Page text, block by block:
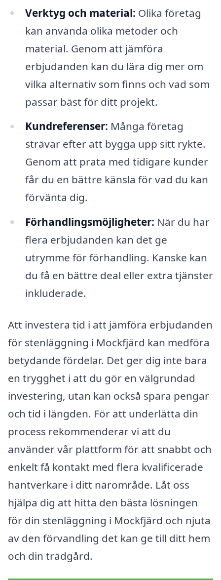
Verktyg och material: Olika företag
kan använda olika metoder och
material. Genom att jämföra
erbjudanden kan du lära dig mer om
vilka alternativ som finns och vad som
passar bäst för ditt projekt.
Kundreferenser: Många företag
strävar efter att bygga upp sitt rykte.
Genom att prata med tidigare kunder
får du en bättre känsla för vad du kan
förvänta dig.
Förhandlingsmöjligheter: När du har
flera erbjudanden kan det ge
utrymme för förhandling. Kanske kan
du få en bättre deal eller extra tjänster
inkluderade.
Att investera tid i att jämföra erbjudanden
för stenläggning i Mockfjärd kan medföra
betydande fördelar. Det ger dig inte bara
en trygghet i att du gör en välgrundad
investering, utan kan också spara pengar
och tid i längden. För att underlätta din
process rekommenderar vi att du
använder vår plattform för att snabbt och
enkelt få kontakt med flera kvalificerade
hantverkare i ditt närområde. Låt oss
hjälpa dig att hitta den bästa lösningen
för din stenläggning i Mockfjärd och njuta
av den förvandling det kan ge till ditt hem
och din trädgård.